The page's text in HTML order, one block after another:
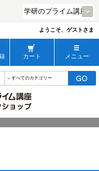
ようこそ、ゲストさま
カート メニュー